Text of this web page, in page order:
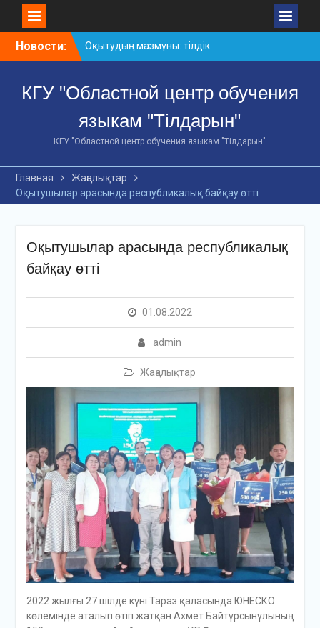
Новости:
Оқытудың мазмұны: тілдік
дағдылар және
стратегиялар
АХМЕТ БАЙТҰРСЫНҰЛЫ
АТЫНДАҒЫ «ҮЗДІК
ОҚЫТУШЫ-2026»
«Мемлекеттік тіл –
Тәуелсіздік символы»
облыстық байқауы
КГУ "Областной центр обучения
языкам "Тілдарын"
КГУ "Областной центр обучения языкам "Тілдарын"
Главная
Жаңалықтар
Оқытушылар арасында республикалық байқау өтті
Оқытушылар арасында республикалық
байқау өтті
01.08.2022
admin
Жаңалықтар
2022 жылғы 27 шілде күні Тараз қаласында ЮНЕСКО
көлемінде аталып өтіп жатқан Ахмет Байтұрсынұлының